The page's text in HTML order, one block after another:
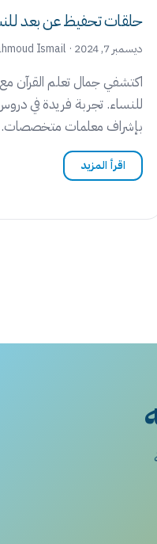
حلقات تحفيظ عن بعد
ديسمبر 7, 2024 · Mahmoud Ismail
اكتشفي جمال تعلم القرآن
للنساء. تجربة فريدة في
بإشراف معلمات متخصصات.
اقرأ المزيد